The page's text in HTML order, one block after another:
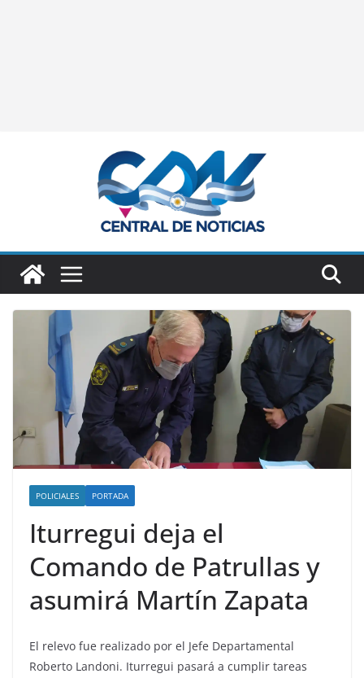
POLICIALES PORTADA
Iturregui deja el
Comando de Patrullas y
asumirá Martín Zapata
El relevo fue realizado por el Jefe Departamental
Roberto Landoni. Iturregui pasará a cumplir tareas